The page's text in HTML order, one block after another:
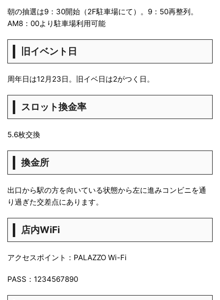
朝の抽選は9：30開始（2F駐車場にて）。9：50再整列。
AM8：00より駐車場利用可能
旧イベント日
周年日は12月23日。旧イベ日は2がつく日。
スロット換金率
5.6枚交換
換金所
出口から駅の方を向いている状態から左に進みコンビニを通
り過ぎた交差点にあります。
店内WiFi
アクセスポイント：PALAZZO Wi-Fi
PASS：1234567890